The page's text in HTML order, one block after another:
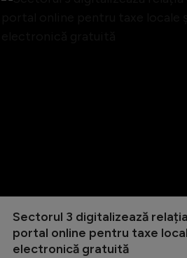
Sectorul 3 digitalizează
portal online pentru taxe
electronică gratuită